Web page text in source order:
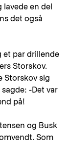
en del
det også
et par drillende
Storskov.
Storskov sig
-Det var
på!
og Busk
Som